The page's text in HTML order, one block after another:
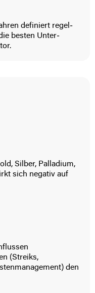
definiert regel­
besten Unter­
Silber, Palladium,
sich negativ auf
(Streiks,
den